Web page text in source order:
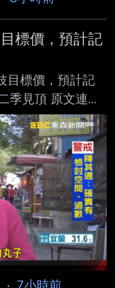
標價，預計記
目標價，預計記
季見頂 原文連
news/stock-
發布時間：
： Senad
旗銀行將美光科技
股價從1,400美元
買入」評級，理
體晶片定價前景